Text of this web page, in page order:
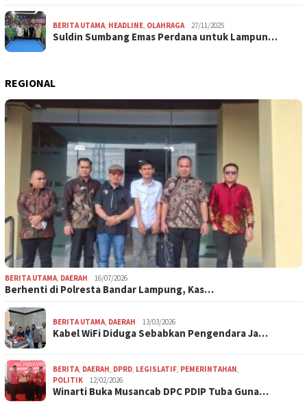
BERITA UTAMA HEADLINE OLAHRAGA 27/11/2025
Suldin Sumbang Emas Perdana untuk Lampun…
REGIONAL
BERITA UTAMA DAERAH 16/07/2026
Berhenti di Polresta Bandar Lampung, Kas…
BERITA UTAMA DAERAH 13/03/2026
Kabel WiFi Diduga Sebabkan Pengendara Ja…
BERITA DAERAH DPRD LEGISLATIF PEMERINTAHAN
POLITIK
12/02/2026
Winarti Buka Musancab DPC PDIP Tuba Guna…